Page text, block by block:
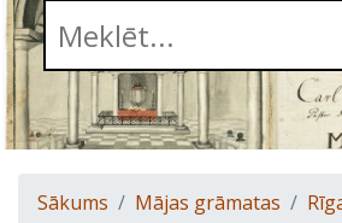
Sākums Mājas grāmatas